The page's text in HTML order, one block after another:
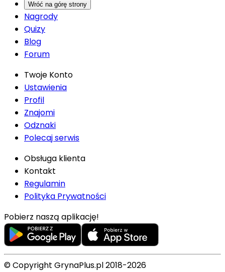
Wróć na górę strony
Nagrody
Quizy
Blog
Forum
Twoje Konto
Ustawienia
Profil
Znajomi
Odznaki
Polecaj serwis
Obsługa klienta
Kontakt
Regulamin
Polityka Prywatności
Pobierz naszą aplikację!
© Copyright GrynaPlus.pl 2018-2026